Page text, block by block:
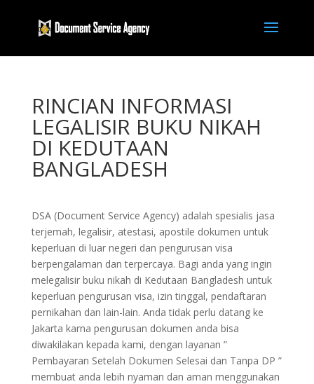
RINCIAN INFORMASI
LEGALISIR BUKU NIKAH
DI KEDUTAAN
BANGLADESH
DSA (Document Service Agency) adalah spesialis jasa
terjemah, legalisir, atestasi, apostile dokumen untuk
keperluan di luar negeri dan pengurusan visa
berpengalaman dan terpercaya. Bagi anda yang ingin
melegalisir buku nikah di Kedutaan Bangladesh untuk
keperluan pengurusan visa, izin tinggal, pendaftaran
pernikahan dan lain-lain. Anda tidak perlu datang ke
Jakarta karna pengurusan dokumen anda bisa
diwakilakan kepada kami, dengan layanan ”
Pembayaran Setelah Dokumen Selesai dan Tanpa DP ”
membuat anda lebih nyaman dan aman menggunakan